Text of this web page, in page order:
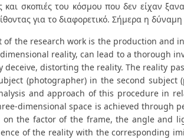
και σκοπιές του κόσμου που δεν είχαν
για το διαφορετικό. Σήμερα η
of the research work is the production and
reality, can lead to a thorough
deceive, distorting the reality. The reality
(photographer) in the second subject
and approach of this procedure in
dimensional space is achieved through
on the factor of the frame, the angle and
of the reality with the corresponding